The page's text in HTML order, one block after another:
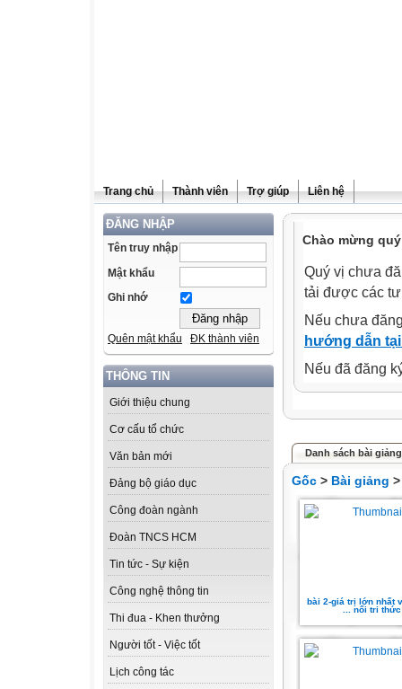
Trang chủ Thành viên Trợ giúp Liên hệ
ĐĂNG NHẬP
Tên truy nhập
Mật khẩu
Ghi nhớ
Quên mật khẩu ĐK thành viên
THÔNG TIN
Giới thiệu chung
Cơ cấu tổ chức
Văn bản mới
Đảng bộ giáo dục
Công đoàn ngành
Đoàn TNCS HCM
Tin tức - Sự kiện
Công nghệ thông tin
Thi đua - Khen thưởng
Người tốt - Việc tốt
Lịch công tác
Chào mừng
Quý vị chưa
tải được các
Nếu chưa
hướng dẫn
Nếu đã đăng
Danh sách bài
Gốc > Bài giảng
bài 2-giá trị lớn nhất
... nối tri thức